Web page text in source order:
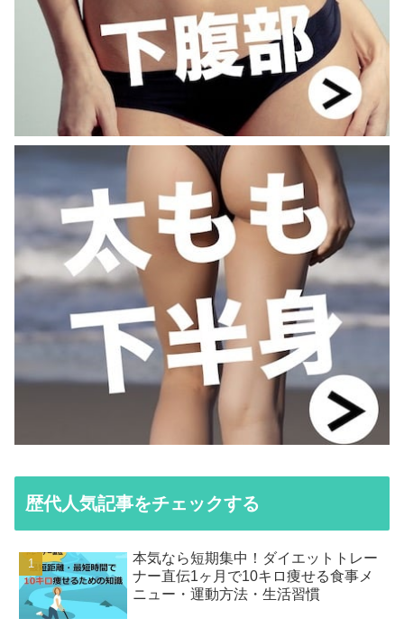
歴代人気記事をチェックする
本気なら短期集中！ダイエットトレー
ナー直伝1ヶ月で10キロ痩せる食事メ
ニュー・運動方法・生活習慣